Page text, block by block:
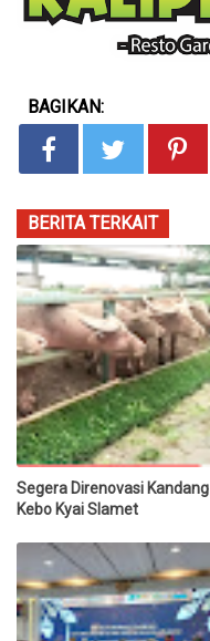
BAGIKAN:
BERITA TERKAIT
Segera Direnovasi Kandang
Kebo Kyai Slamet